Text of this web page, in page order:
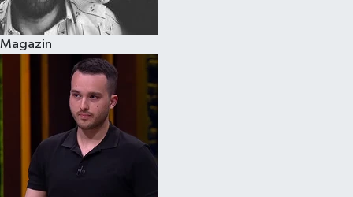
Magazin
Kadın
Kim kimdir?
Kültür Sanat
Sağlık
Siyaset